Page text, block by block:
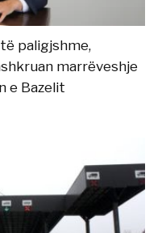
paligjshme,
marrëveshje
e Bazelit